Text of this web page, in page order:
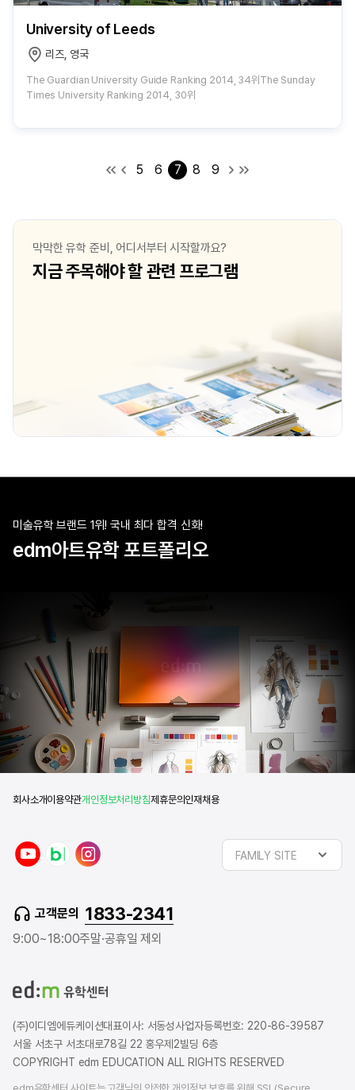
University of Leeds
리즈, 영국
The Guardian University Guide Ranking 2014, 34위The Sunday
Times University Ranking 2014, 30위
5 6 7 8 9
막막한 유학 준비, 어디서부터 시작할까요?
지금 주목해야 할 관련 프로그램
미술유학 브랜드 1위! 국내 최다 합격 신화!
edm아트유학 포트폴리오
회사소개이용약관개인정보처리방침제휴문의 인재채용
u
n
a
r
l
a
FAMILY SITE
고객문의 1833-2341
9:00~18:00주말·공휴일 제외
(주)이디엠에듀케이션대표이사: 서동성사업자등록번호: 220-86-39587
서울 서초구 서초대로78길 22 홍우제2빌딩 6층
COPYRIGHT edm EDUCATION ALL RIGHTS RESERVED